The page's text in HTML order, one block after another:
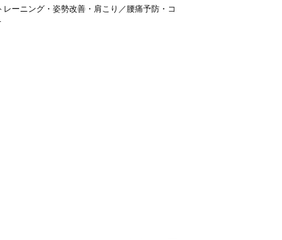
レーニング・姿勢改善・肩こり／腰痛予防・コ